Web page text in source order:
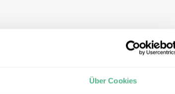
Über Cookies